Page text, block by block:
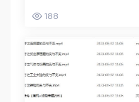
教程
188